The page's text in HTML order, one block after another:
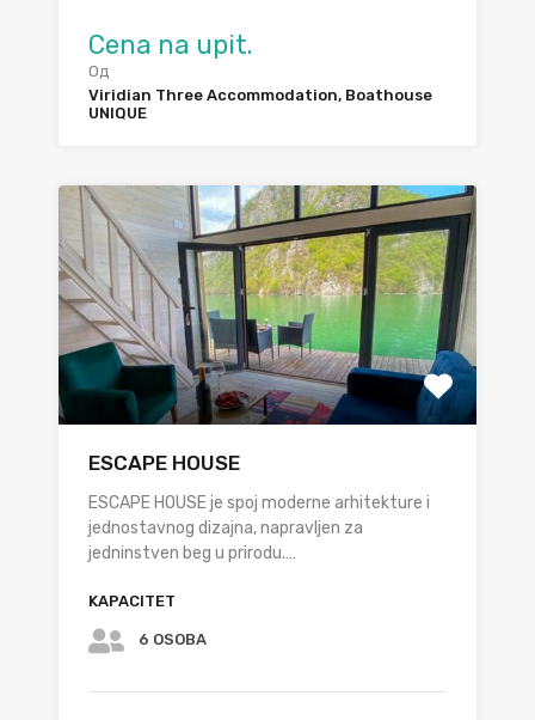
Cena na upit.
Од
⁠Viridian Three Accommodation, Boathouse
UNIQUE
ESCAPE HOUSE
ESCAPE HOUSE je spoj moderne arhitekture i
jednostavnog dizajna, napravljen za
jedninstven beg u prirodu.…
KAPACITET
6 OSOBA